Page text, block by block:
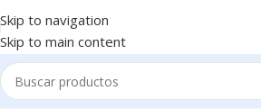
Skip to navigation
Skip to main content